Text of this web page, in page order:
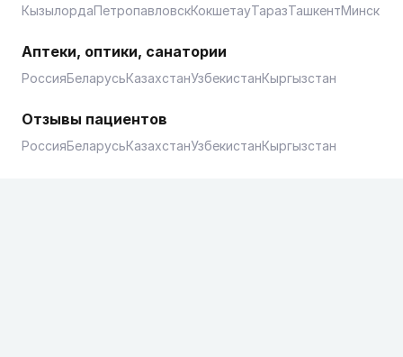
КызылордаПетропавловскКокшетауТаразТашкентМинск
Аптеки, оптики, санатории
РоссияБеларусьКазахстанУзбекистанКыргызстан
Отзывы пациентов
РоссияБеларусьКазахстанУзбекистанКыргызстан